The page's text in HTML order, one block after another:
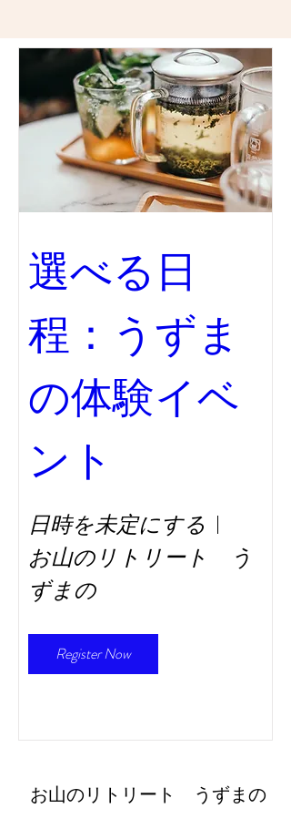
選べる日
程：うずま
の体験イベ
ント
日時を未定にする
お山のリトリート う
ずまの
Register Now
​お山のリトリート うずまの